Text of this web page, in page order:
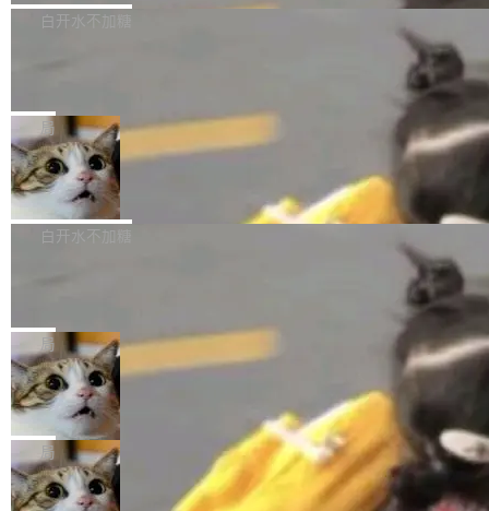
w 不要求标准普通话，方言识别覆盖粤语、吴语
容提供的字体时出现的几个问题 为避免音频加
质的最低采样率）的音频格式将被拒绝 修复了 C
SS 圆角虚线样式中可能存在的问题 如果表单中
的图像元素不在同一个子树中，则它们将不再关
联 加...
发布的 Release Notes，他利用 AI 工具（如 Co
最强的若干项。对于尚未正式发版的 PG 19，则
通过拉取过去一年内（从 PG 18 Beta1 时间点
至今）的所有 commit，同样交由 AI 分析提炼。
经过人工复核，准确度令人满意。这一方法也为
社区爱好者提供了高效跟踪新版本的思路。
白开水不加糖
维护工作一直与我的日常工作、家务、社交生活
和休闲娱乐竞争时间。" 这是 libexpat 维护者 S
ebastian Pipping 写在博客里的话。8 月 4 日，
他宣布了一个新消息：从 2026 年 8 月 1 日起，
他可以全职维护 libexpat 了，最长 6 个月。发
库之一。你的操作系统、浏览器、无数的基础设
施软件，很可能都在用它。而过去十年，维护它
的人一直在用业余...
局
Firefox 153.0.3 发布
Firefox 153.0.3 现已发布，具体更新内容如
下： New Smart Window 包含多项增强功能：
gi?id=2019042">Bug&nbsp;2019042</a>）</l
i> <li>现在，助手可以直接使用 Exa 的网络搜索
结果回答问题，而无需将问题转交给搜索引擎。
（<a href="https://bugzilla.mozilla.org/show_
bug.cgi?id=204...
白开水不加糖
的 npm 包。项目的核心论点是：容器不适合 Ag
ent 计算。真正适合的，是 Isolate。 Cloudflare
工程师在这件事上没什么可谦虚的——他们用 W
orkers 跑了十年 Isolate。用 CEO Matthew Pri
nce 的话说：「我们一生都在用 Isolate 运行代
码，而 AI Agent 不需要容器，它们需要的是 Iso
late。」 容器为什么不合适 容器的问题在于启动
局
OpenAI 公开邮件和聊天记录回应苹果
诉讼，称“Apple is getting this wron
g”
上个月，苹果一纸诉状把 OpenAI 告上法庭，指
控其挖角苹果前员工并窃取商业秘密。苹果的诉
状把 OpenAI 描述成一个系统性地从前东家挖
人、套取机密信息的对手。 OpenAI 没发律师
局
HUAWEI MatePad Edge上架WorkBu